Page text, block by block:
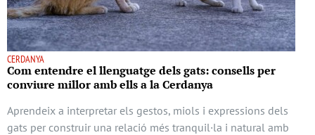
CERDANYA
Com entendre el llenguatge dels gats: consells per
conviure millor amb ells a la Cerdanya
Aprendeix a interpretar els gestos, miols i expressions dels
gats per construir una relació més tranquil·la i natural amb